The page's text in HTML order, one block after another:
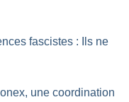
fascistes : Ils ne
une coordination